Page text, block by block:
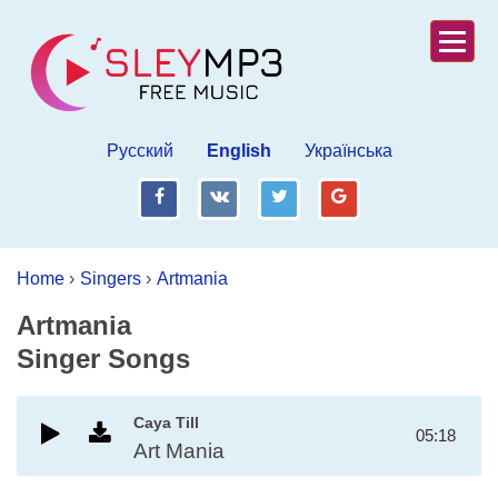
Русский English Українська
fb vk tw gp
Home › Singers › Artmania
Artmania
Singer Songs
Caya Till
Art Mania
05:18